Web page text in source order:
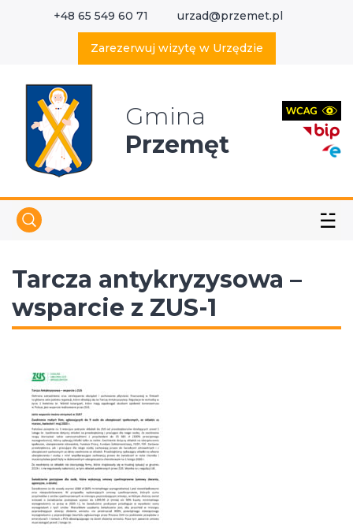
+48 65 549 60 71 urzad@przemet.pl
Zarezerwuj wizytę w Urzędzie
Gmina
Przemęt
☱
Tarcza antykryzysowa –
wsparcie z ZUS-1
Wyszukaj w serwisie